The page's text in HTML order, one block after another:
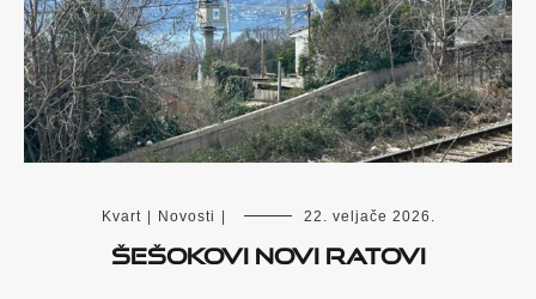
Kvart Novosti 22. veljače 2026.
Šešokovi novi ratovi